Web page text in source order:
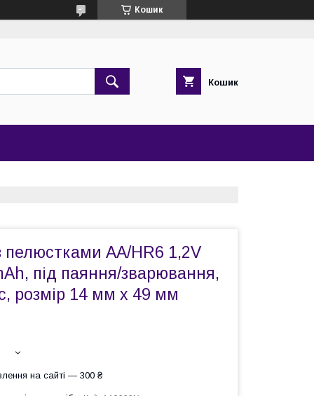
Кошик
Кошик
пелюстками AA/HR6 1,2V
під паяння/зварювання,
розмір 14 мм x 49 мм
на сайті — 300 ₴